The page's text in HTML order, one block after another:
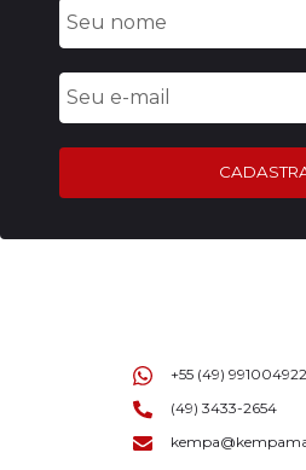
+55 (49) 991004922
(49) 3433-2654